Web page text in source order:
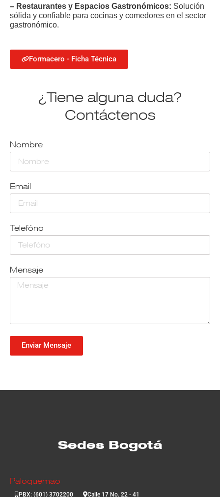
– Restaurantes y Espacios Gastronómicos: Solución
sólida y confiable para cocinas y comedores en el sector
gastronómico.
Formacero - Ficha Técnica
¿Tiene alguna duda?
Contáctenos
Nombre
Email
Telefóno
Mensaje
Enviar Mensaje
Sedes Bogotá
Paloquemao
PBX: (601) 3702200 Calle 17 No. 22 - 41